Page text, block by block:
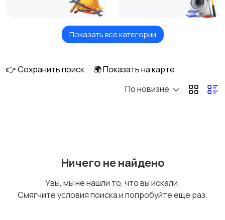
Обучение и курсы Мастер на час
офисов
Показать все категории
👉 Сохранить поиск
🌍 Показать на карте
По новизне
Ничего не найдено
Увы, мы не нашли то, что вы искали.
Смягчите условия поиска и попробуйте еще раз.